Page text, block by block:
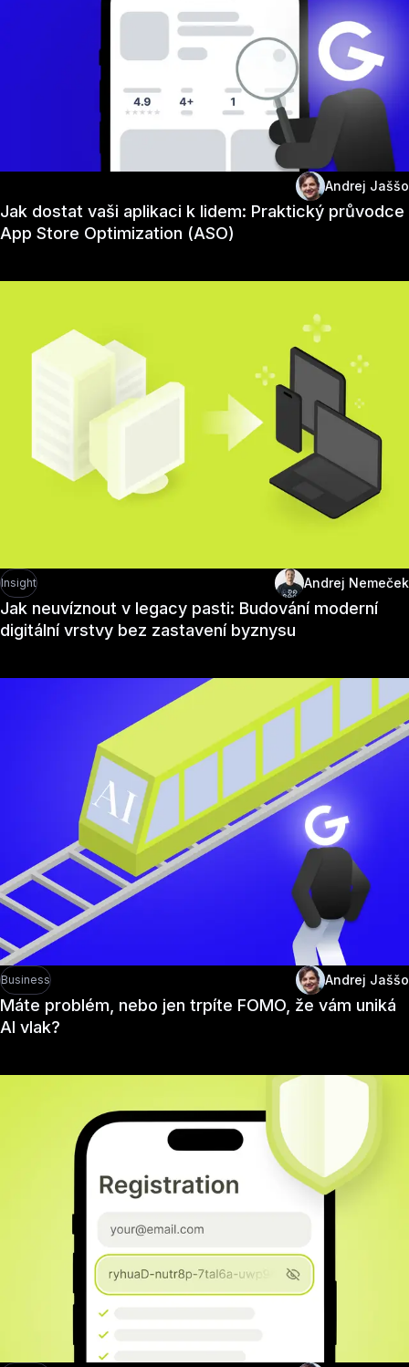
Andrej Jaššo
Jak dostat vaši aplikaci k lidem: Praktický průvodce
App Store Optimization (ASO)
Insight Andrej Nemeček
Jak neuvíznout v legacy pasti: Budování moderní
digitální vrstvy bez zastavení byznysu
Business Andrej Jaššo
Máte problém, nebo jen trpíte FOMO, že vám uniká
AI vlak?